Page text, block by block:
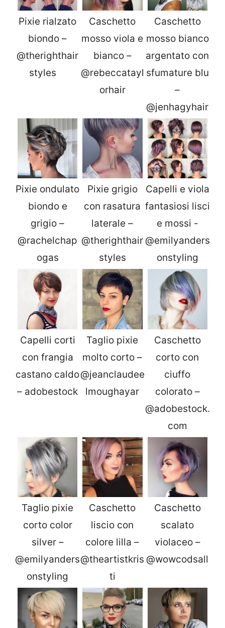
Pixie rialzato
biondo –
@therighthair
styles ⠀
Caschetto
mosso viola e
bianco –
@rebeccatayl
orhair
Caschetto
mosso bianco
argentato con
sfumature blu
–
@jenhagyhair
Pixie ondulato
biondo e
grigio –
@rachelchap
ogas
Pixie grigio
con rasatura
laterale –
@therighthair
styles
Capelli e viola
fantasiosi lisci
e mossi -
@emilyanders
onstyling
Capelli corti
con frangia
castano caldo
– adobestock
Taglio pixie
molto corto –
@jeanclaudee
lmoughayar
Caschetto
corto con
ciuffo
colorato –
@adobestock.
com
Taglio pixie
corto color
silver –
@emilyanders
onstyling
Caschetto
liscio con
colore lilla –
@theartistkris
ti
Caschetto
scalato
violaceo –
@wowcodsall